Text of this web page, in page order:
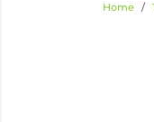
Home